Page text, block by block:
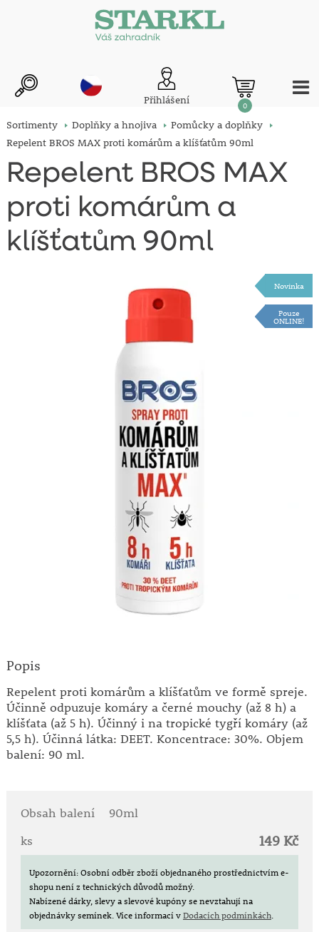
Přihlášení 0
Sortimenty Doplňky a hnojiva
Pomůcky a doplňky
Repelent BROS MAX proti komárům a klíšťatům 90ml
Repelent BROS MAX
proti komárům a
klíšťatům 90ml
Novinka
Pouze
ONLINE!
Popis
Repelent proti komárům a klíšťatům ve formě spreje.
Účinně odpuzuje komáry a černé mouchy (až 8 h) a
klíšťata (až 5 h). Účinný i na tropické tygří komáry (až
5,5 h). Účinná látka: DEET. Koncentrace: 30%. Objem
balení: 90 ml.
Obsah balení
90ml
ks
149 Kč
Upozornění: Osobní odběr zboží objednaného prostřednictvím e-
shopu není z technických důvodů možný.
Nabízené dárky, slevy a slevové kupóny se nevztahují na
objednávky semínek.Více informací vDodacích podmínkách.